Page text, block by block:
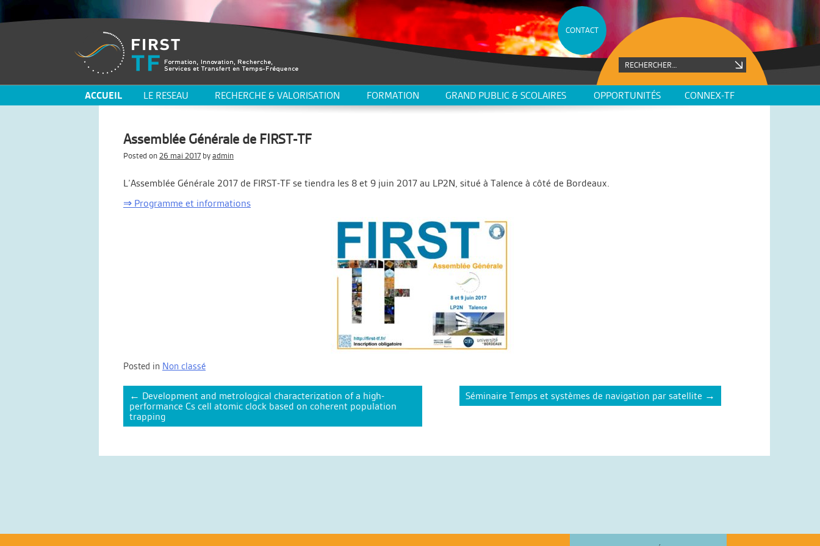
CONTACT
ACCUEIL LE RESEAU RECHERCHE & VALORISATION FORMATION GRAND PUBLIC & SCOLAIRES OPPORTUNITÉS CONNEX-TF
Assemblée Générale de FIRST-TF
Posted on 26 mai 2017 by admin
L’Assemblée Générale 2017 de FIRST-TF se tiendra les 8 et 9 juin 2017 au LP2N, situé à Talence à côté de Bordeaux.
⇒ Programme et informations
Posted in Non classé
navigation
← Development and metrological characterization of a high-
performance Cs cell atomic clock based on coherent population
trapping
Séminaire Temps et systèmes de navigation par satellite →